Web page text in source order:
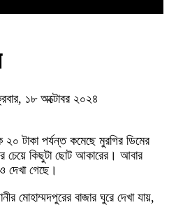
১৮ অক্টোবর ২০২৪
টাকা পর্যন্ত কমেছে মুরগির ডিমের
চেয়ে কিছুটা ছোট আকারের। আবার
দেখা গেছে।
মোহাম্মদপুরের বাজার ঘুরে দেখা যায়,